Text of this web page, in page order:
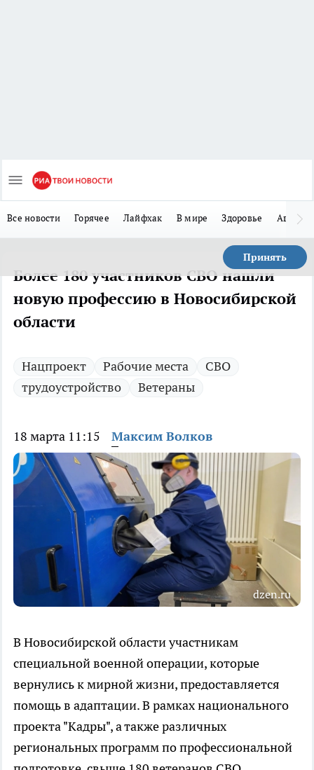
Все новости Горячее Лайфхак В мире Здоровье Авто
Принять
Более 180 участников СВО нашли
новую профессию в Новосибирской
области
Нацпроект Рабочие места
СВО
трудоустройство
Ветераны
18 марта 11:15 Максим Волков
dzen.ru
В Новосибирской области участникам
специальной военной операции, которые
вернулись к мирной жизни, предоставляется
помощь в адаптации. В рамках национального
проекта "Кадры", а также различных
региональных программ по профессиональной